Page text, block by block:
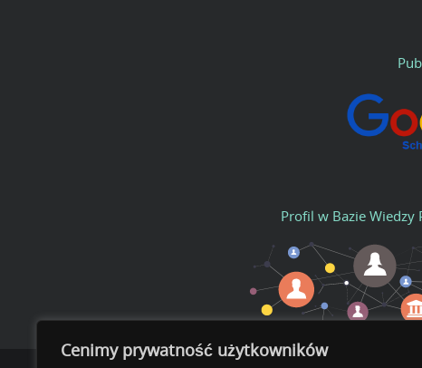
Cenimy prywatność użytkowników
Profil w Bazie Wiedzy